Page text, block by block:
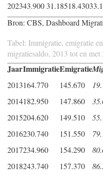
202343.900 31.18518.430
Bron: CBS, Dashboard
Tabel: Immigratie, emigratie en
migratiesaldo, 2013 tot en met
JaarImmigratieEmigratie
2013164.770 145.670
2014182.950 147.860
2015204.620 149.510
2016230.740 151.550
2017234.960 154.290
2018243.740 157.370